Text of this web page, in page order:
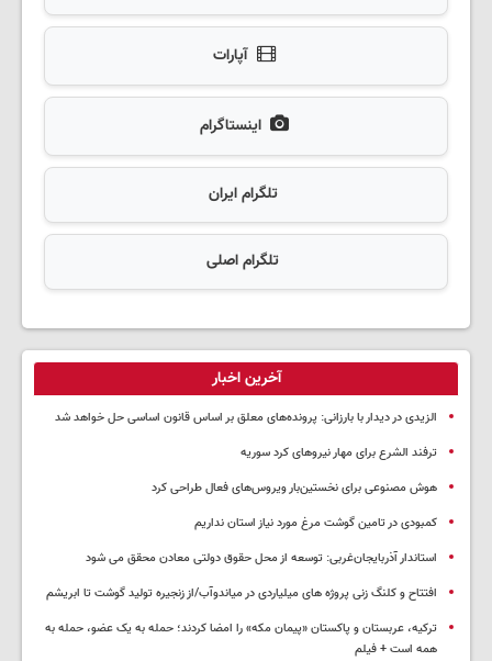
آپارات
اینستاگرام
تلگرام ایران
تلگرام اصلی
آخرین اخبار
الزیدی در دیدار با بارزانی: پرونده‌های معلق بر اساس قانون اساسی حل خواهد شد
ترفند الشرع برای مهار نیروهای کرد سوریه
هوش مصنوعی برای نخستین‌بار ویروس‌های فعال طراحی کرد
کمبودی در تامین گوشت مرغ مورد نیاز استان نداریم
استاندار آذربایجان‌غربی: توسعه از محل حقوق دولتی معادن محقق می شود
افتتاح و کلنگ زنی پروژه های میلیاردی در میاندوآب/از زنجیره تولید گوشت تا ابریشم
ترکیه، عربستان و پاکستان «پیمان مکه» را امضا کردند؛ حمله به یک عضو، حمله به
همه است + فیلم